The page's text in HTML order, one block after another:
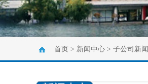
首页 > 新闻中心 > 子公司新闻